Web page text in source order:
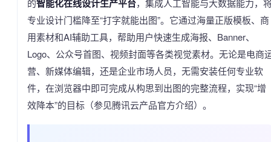
的智能化在线设计生产平台，集成人工智能与大数据能力，
专业设计门槛降至“打字就能出图”。它通过海量正版模板、商
用素材和AI辅助工具，帮助用户快速生成海报、Banner、
Logo、公众号首图、视频封面等各类视觉素材。无论是电商
营、新媒体编辑，还是企业市场人员，无需安装任何专业软
件，在浏览器中即可完成从构思到出图的完整流程，实现“增
效降本”的目标（参见腾讯云产品官方介绍）。